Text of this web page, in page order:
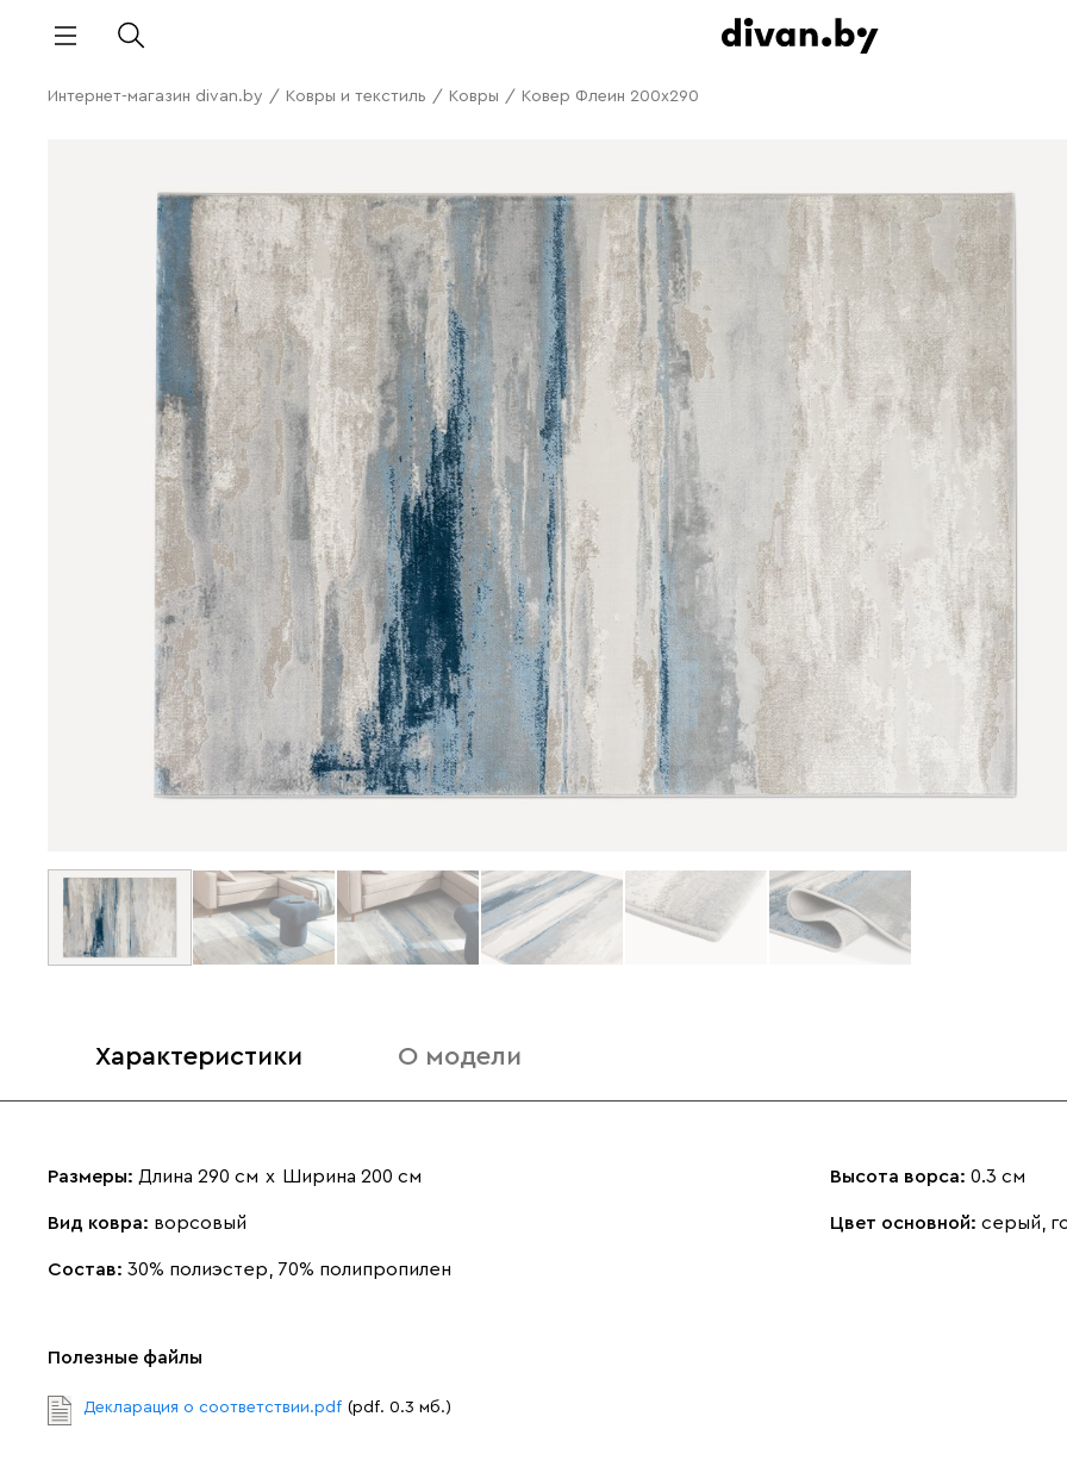
Интернет-магазин divan.by / Ковры и текстиль / Ковры / Ковер Флеин 200x290
Характеристики О модели
Размеры: Длина 290 см х Ширина 200 см
Вид ковра: ворсовый
Состав: 30% полиэстер, 70% полипропилен
Высота ворса: 0.3 см
Цвет основной: серый,
Полезные файлы
Декларация о соответствии.pdf (pdf. 0.3 мб.)